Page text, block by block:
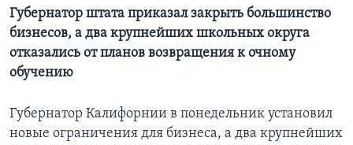
Губернатор штата приказал закрыть большинство
бизнесов, а два крупнейших школьных округа
отказались от планов возвращения к очному
обучению
Губернатор Калифорнии в понедельник установил
новые ограничения для бизнеса, а два крупнейших